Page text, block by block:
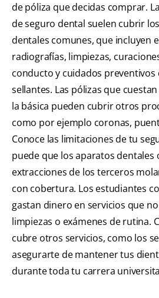
de póliza que decidas comprar.
de seguro dental suelen cubrir
dentales comunes, que incluyen
radiografías, limpiezas,
conducto y cuidados preventivos
sellantes. Las pólizas que
la básica pueden cubrir otros
como por ejemplo coronas,
Conoce las limitaciones de tu
puede que los aparatos dentales
extracciones de los terceros
con cobertura. Los estudiantes
gastan dinero en servicios que
limpiezas o exámenes de rutina.
cubre otros servicios, como los
asegurarte de mantener tus
durante toda tu carrera